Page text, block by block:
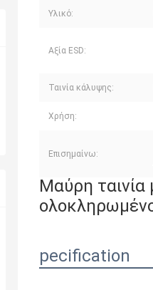
Υλικό:
Αξία ESD:
Ταινία κάλυψης:
Χρήση:
Επισημαίνω:
Μαύρη ταινία
pecification